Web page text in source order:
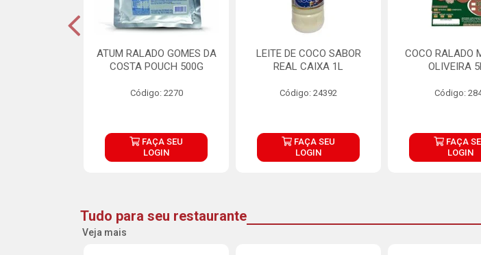
ATUM RALADO GOMES DA
COSTA POUCH 500G
Código: 2270
FAÇA SEU
LOGIN
LEITE DE COCO SABOR
REAL CAIXA 1L
Código: 24392
FAÇA SEU
LOGIN
COCO RALADO
OLIVEIRA
Código:
FAÇA
LOGIN
Tudo para seu restaurante
Veja mais